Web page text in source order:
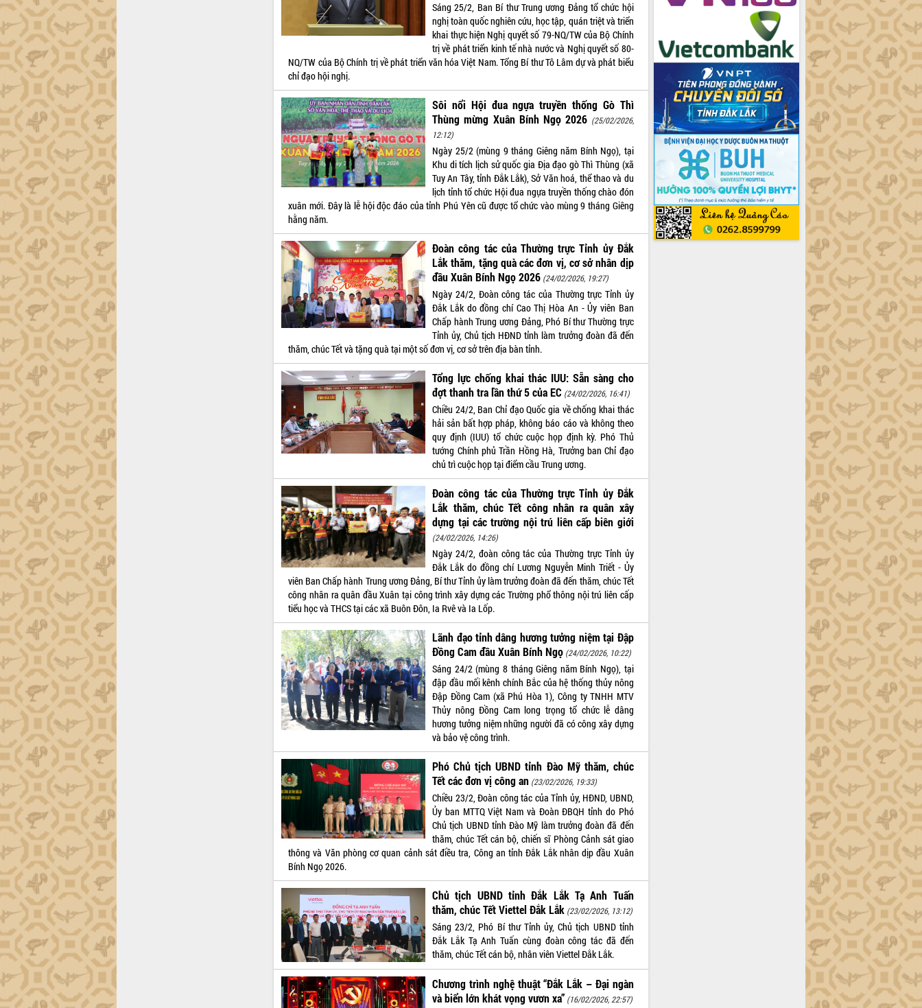
Sáng 25/2, Ban Bí thư Trung ương Đảng tổ chức hội
nghị toàn quốc nghiên cứu, học tập, quán triệt và triển
khai thực hiện Nghị quyết số 79-NQ/TW của Bộ Chính
trị về phát triển kinh tế nhà nước và Nghị quyết số 80-
NQ/TW của Bộ Chính trị về phát triển văn hóa Việt Nam. Tổng Bí thư Tô Lâm dự và phát biểu
chỉ đạo hội nghị.
Sôi nổi Hội đua ngựa truyền thống Gò Thì
Thùng mừng Xuân Bính Ngọ 2026 (25/02/2026,
12:12)
Ngày 25/2 (mùng 9 tháng Giêng năm Bính Ngọ), tại
Khu di tích lịch sử quốc gia Địa đạo gò Thì Thùng (xã
Tuy An Tây, tỉnh Đắk Lắk), Sở Văn hoá, thể thao và du
lịch tỉnh tổ chức Hội đua ngựa truyền thống chào đón
xuân mới. Đây là lễ hội độc đáo của tỉnh Phú Yên cũ được tổ chức vào mùng 9 tháng Giêng
hằng năm.
Đoàn công tác của Thường trực Tỉnh ủy Đắk
Lắk thăm, tặng quà các đơn vị, cơ sở nhân dịp
đầu Xuân Bính Ngọ 2026 (24/02/2026, 19:27)
Ngày 24/2, Đoàn công tác của Thường trực Tỉnh ủy
Đắk Lắk do đồng chí Cao Thị Hòa An - Ủy viên Ban
Chấp hành Trung ương Đảng, Phó Bí thư Thường trực
Tỉnh ủy, Chủ tịch HĐND tỉnh làm trưởng đoàn đã đến
thăm, chúc Tết và tặng quà tại một số đơn vị, cơ sở trên địa bàn tỉnh.
Tổng lực chống khai thác IUU: Sẵn sàng cho
đợt thanh tra lần thứ 5 của EC (24/02/2026, 16:41)
Chiều 24/2, Ban Chỉ đạo Quốc gia về chống khai thác
hải sản bất hợp pháp, không báo cáo và không theo
quy định (IUU) tổ chức cuộc họp định kỳ. Phó Thủ
tướng Chính phủ Trần Hồng Hà, Trưởng ban Chỉ đạo
chủ trì cuộc họp tại điểm cầu Trung ương.
Đoàn công tác của Thường trực Tỉnh ủy Đắk
Lắk thăm, chúc Tết công nhân ra quân xây
dựng tại các trường nội trú liên cấp biên giới
(24/02/2026, 14:26)
Ngày 24/2, đoàn công tác của Thường trực Tỉnh ủy
Đắk Lắk do đồng chí Lương Nguyễn Minh Triết - Ủy
viên Ban Chấp hành Trung ương Đảng, Bí thư Tỉnh ủy làm trưởng đoàn đã đến thăm, chúc Tết
công nhân ra quân đầu Xuân tại công trình xây dựng các Trường phổ thông nội trú liên cấp
tiểu học và THCS tại các xã Buôn Đôn, Ia Rvê và Ia Lốp.
Lãnh đạo tỉnh dâng hương tưởng niệm tại Đập
Đồng Cam đầu Xuân Bính Ngọ (24/02/2026, 10:22)
Sáng 24/2 (mùng 8 tháng Giêng năm Bính Ngọ), tại
đập đầu mối kênh chính Bắc của hệ thống thủy nông
Đập Đồng Cam (xã Phú Hòa 1), Công ty TNHH MTV
Thủy nông Đồng Cam long trọng tổ chức lễ dâng
hương tưởng niệm những người đã có công xây dựng
và bảo vệ công trình.
Phó Chủ tịch UBND tỉnh Đào Mỹ thăm, chúc
Tết các đơn vị công an (23/02/2026, 19:33)
Chiều 23/2, Đoàn công tác của Tỉnh ủy, HĐND, UBND,
Ủy ban MTTQ Việt Nam và Đoàn ĐBQH tỉnh do Phó
Chủ tịch UBND tỉnh Đào Mỹ làm trưởng đoàn đã đến
thăm, chúc Tết cán bộ, chiến sĩ Phòng Cảnh sát giao
thông và Văn phòng cơ quan cảnh sát điều tra, Công an tỉnh Đắk Lắk nhân dịp đầu Xuân
Bính Ngọ 2026.
Chủ tịch UBND tỉnh Đắk Lắk Tạ Anh Tuấn
thăm, chúc Tết Viettel Đắk Lắk (23/02/2026, 13:12)
Sáng 23/2, Phó Bí thư Tỉnh ủy, Chủ tịch UBND tỉnh
Đắk Lắk Tạ Anh Tuấn cùng đoàn công tác đã đến
thăm, chúc Tết cán bộ, nhân viên Viettel Đắk Lắk.
Chương trình nghệ thuật “Đắk Lắk – Đại ngàn
và biển lớn khát vọng vươn xa” (16/02/2026, 22:57)